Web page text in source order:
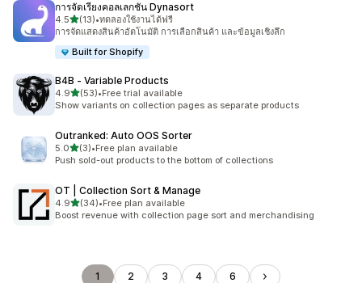
การจัดเรียงคอลเลกชัน Dynasort
4.5เต็ม 5 ดาว
(13)
ทั้งหมด 13 รีวิว
•ทดลองใช้งานได้ฟรี
การจัดแสดงสินค้าอัตโนมัติ การเลือกสินค้า และข้อมูลเชิงลึก
Built for Shopify
B4B ‑ Variable Products
4.9เต็ม 5 ดาว
(53)
ทั้งหมด 53 รีวิว
•Free trial available
Show variants on collection pages as separate products
Outranked: Auto OOS Sorter
5.0เต็ม 5 ดาว
(3)
ทั้งหมด 3 รีวิว
•Free plan available
Push sold-out products to the bottom of collections
OT | Collection Sort & Manage
4.9เต็ม 5 ดาว
(34)
ทั้งหมด 34 รีวิว
•Free plan available
Boost revenue with collection page sort and merchandising
1 2 3 4 6